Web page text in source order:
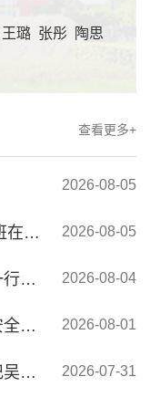
璐 张彤 陶思
查看更多+
2026-08-05
我校2026年教师国情教育研修班在江西瑞金举办 2026-08-05
上海市教育委员会主任朱新远一行来校调研 2026-08-04
我校领导班子开展高温慰问暨安全生产走访工作 2026-08-01
《学习时报》刊发我校党委书记吴韬、校长季光署名文章：引领中医药文化国际传播 助力构建人类卫生健康共同体 2026-07-31